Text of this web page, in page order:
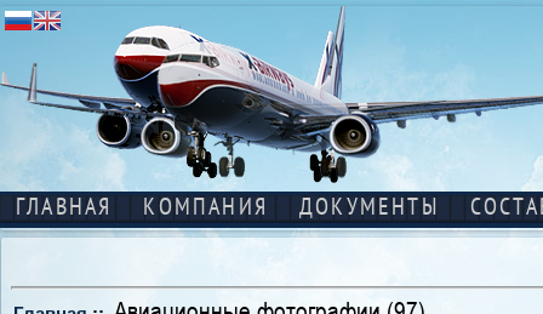
ГЛАВНАЯ КОМПАНИЯ ДОКУМЕНТЫ